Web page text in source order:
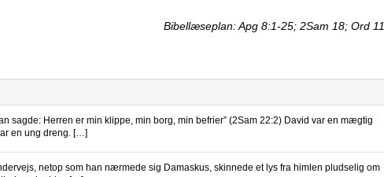
Bibellæseplan: Apg 8:1-25; 2Sam 18; Ord 11
sagde: Herren er min klippe, min borg, min befrier” (2Sam 22:2) David var en mægtig
en ung dreng. […]
netop som han nærmede sig Damaskus, skinnede et lys fra himlen pludselig om